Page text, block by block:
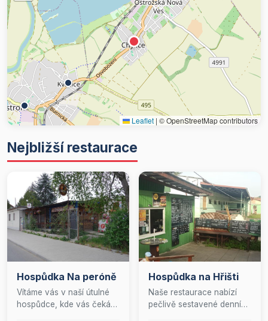
Leaflet | © OpenStreetMap contributors
Nejbližší restaurace
Hospůdka Na peróně
Vítáme vás v naší útulné
hospůdce, kde vás čeká
Hospůdka na Hřišti
Naše restaurace nabízí
pečlivě sestavené denní